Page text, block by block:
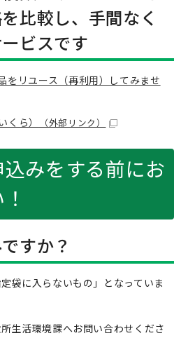
比較し、手間なく
ビスです
をリユース（再利用）してみませ
くら）
（外部リンク）
みをする前にお
すか？
袋に入らないもの」となっていま
生活環境課へお問い合わせくださ